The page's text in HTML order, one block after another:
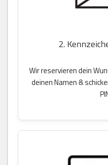
2.
Wir reservieren dein
deinen Namen &